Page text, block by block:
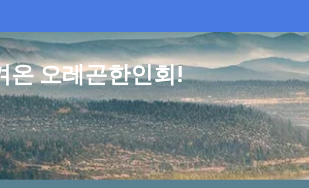
온 오레곤한인회!